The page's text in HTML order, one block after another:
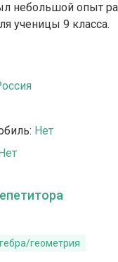
небольшой опыт
ученицы 9 класса.
Нет
геометрия